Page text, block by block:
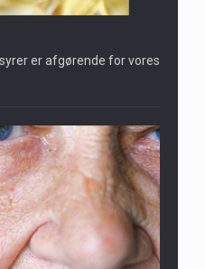
er afgørende for vores